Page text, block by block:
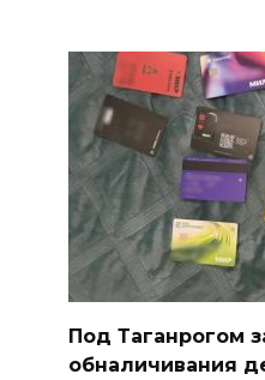
Под Таганрогом
обналичивания